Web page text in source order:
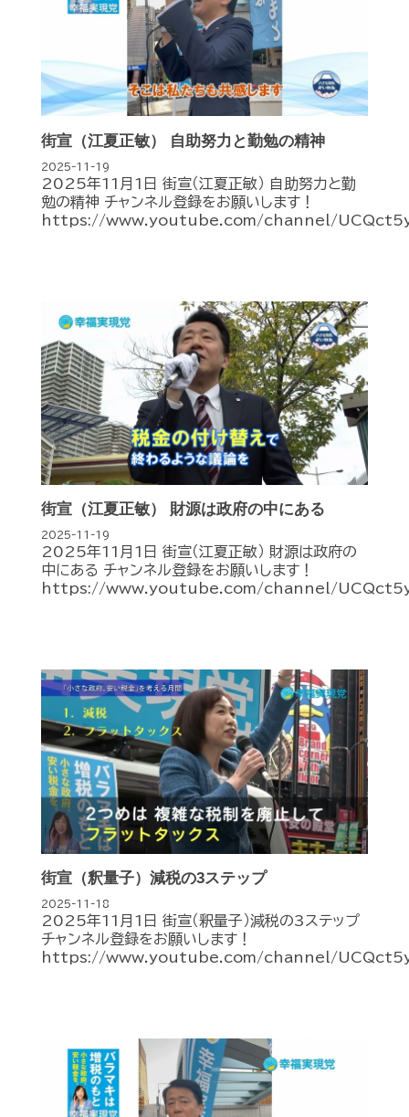
街宣（江夏正敏） 自助努力と勤勉の精神
2025-11-19
2025年11月1日 街宣（江夏正敏） 自助努力と勤
勉の精神 チャンネル登録をお願いします！
https://www.youtube.com/channel/
街宣（江夏正敏） 財源は政府の中にある
2025-11-19
2025年11月1日 街宣（江夏正敏） 財源は政府の
中にある チャンネル登録をお願いします！
https://www.youtube.com/channel/
街宣（釈量子）減税の3ステップ
2025-11-18
2025年11月1日 街宣（釈量子）減税の3ステップ
チャンネル登録をお願いします！
https://www.youtube.com/channel/